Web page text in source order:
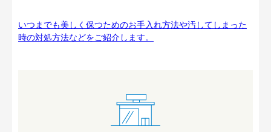
いつまでも美しく保つためのお手入れ方法や汚してしまった
時の対処方法などをご紹介します。